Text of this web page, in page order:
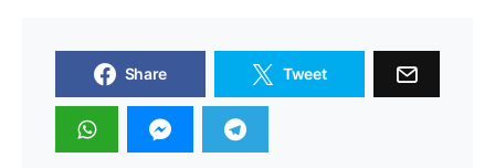
Share Tweet